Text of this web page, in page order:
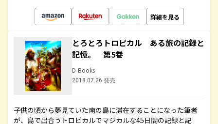
詳細を見る
とろとろトロピカル ある旅の記録と
記憶。 第5巻
D-Books
2018.07.26 発売
子供の頃から夢見ていた南の島に滞在することになった筆者
が、島で出合うトロピカルでマジカルな45日間の記録と記